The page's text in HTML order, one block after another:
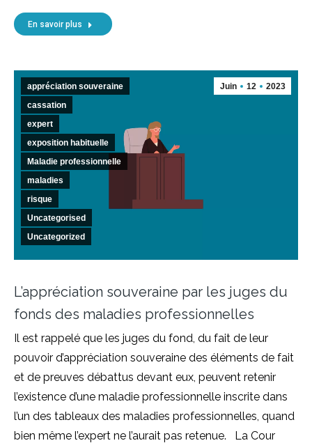
En savoir plus
Juin 12 2023
appréciation souveraine
cassation
expert
exposition habituelle
Maladie professionnelle
maladies
risque
Uncategorised
Uncategorized
L’appréciation souveraine par les juges du
fonds des maladies professionnelles
Il est rappelé que les juges du fond, du fait de leur
pouvoir d’appréciation souveraine des éléments de fait
et de preuves débattus devant eux, peuvent retenir
l’existence d’une maladie professionnelle inscrite dans
l’un des tableaux des maladies professionnelles, quand
bien même l’expert ne l’aurait pas retenue. La Cour